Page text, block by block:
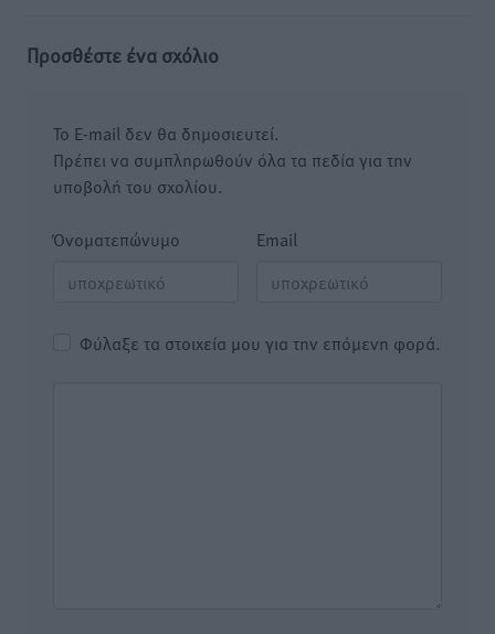
Προσθέστε ένα σχόλιο
Το E-mail δεν θα δημοσιευτεί.
Πρέπει να συμπληρωθούν όλα τα πεδία για την
υποβολή του σχολίου.
Όνοματεπώνυμο Email
Φύλαξε τα στοιχεία μου για την επόμενη φορά.